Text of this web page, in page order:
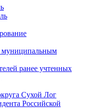
муниципальным
ранее учтенных
Сухой Лог
Российской